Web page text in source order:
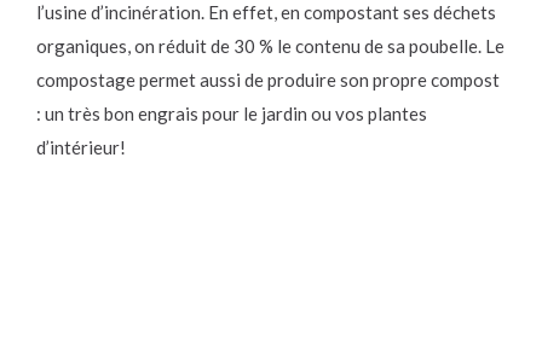
l’usine d’incinération. En effet, en compostant ses déchets
organiques, on réduit de 30 % le contenu de sa poubelle. Le
compostage permet aussi de produire son propre compost
: un très bon engrais pour le jardin ou vos plantes
d’intérieur!